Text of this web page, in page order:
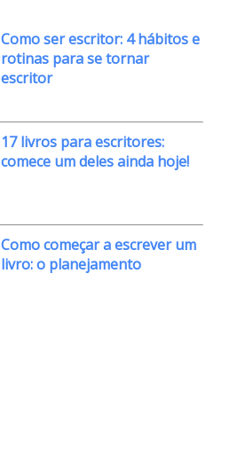
Como ser escritor: 4 hábitos e
rotinas para se tornar
escritor
17 livros para escritores:
comece um deles ainda hoje!
Como começar a escrever um
livro: o planejamento